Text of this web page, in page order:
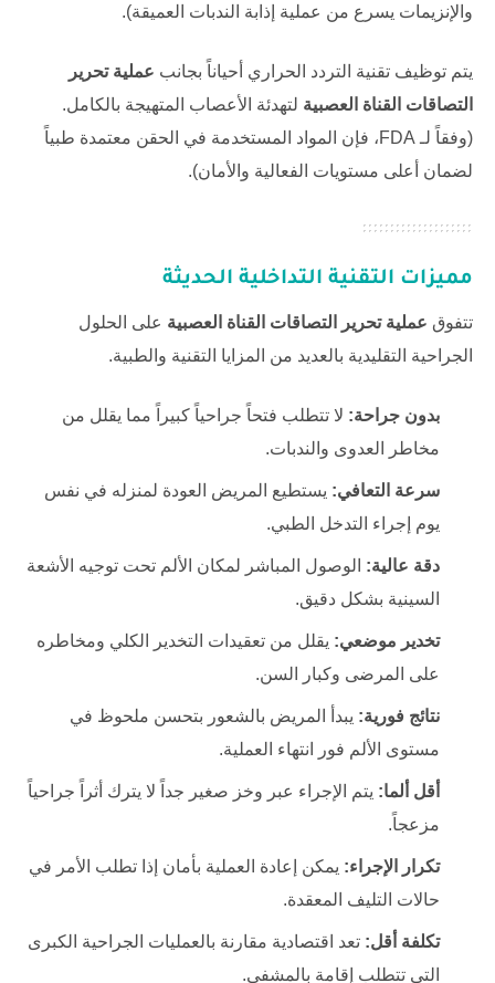
والإنزيمات يسرع من عملية إذابة الندبات العميقة).
يتم توظيف تقنية التردد الحراري أحياناً بجانب عملية تحرير
التصاقات القناة العصبية لتهدئة الأعصاب المتهيجة بالكامل.
(وفقاً لـ FDA، فإن المواد المستخدمة في الحقن معتمدة طبياً
لضمان أعلى مستويات الفعالية والأمان).
مميزات التقنية التداخلية الحديثة
تتفوق عملية تحرير التصاقات القناة العصبية على الحلول
الجراحية التقليدية بالعديد من المزايا التقنية والطبية.
بدون جراحة: لا تتطلب فتحاً جراحياً كبيراً مما يقلل من
مخاطر العدوى والندبات.
سرعة التعافي: يستطيع المريض العودة لمنزله في نفس
يوم إجراء التدخل الطبي.
دقة عالية: الوصول المباشر لمكان الألم تحت توجيه الأشعة
السينية بشكل دقيق.
تخدير موضعي: يقلل من تعقيدات التخدير الكلي ومخاطره
على المرضى وكبار السن.
نتائج فورية: يبدأ المريض بالشعور بتحسن ملحوظ في
مستوى الألم فور انتهاء العملية.
أقل ألما: يتم الإجراء عبر وخز صغير جداً لا يترك أثراً جراحياً
مزعجاً.
تكرار الإجراء: يمكن إعادة العملية بأمان إذا تطلب الأمر في
حالات التليف المعقدة.
تكلفة أقل: تعد اقتصادية مقارنة بالعمليات الجراحية الكبرى
التي تتطلب إقامة بالمشفى.